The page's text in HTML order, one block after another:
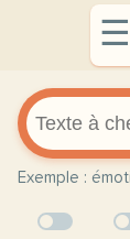
☰
Exemple :